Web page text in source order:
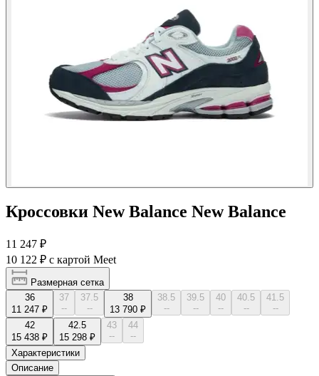
Кроссовки New Balance New Balance
11 247 ₽
10 122 ₽ с картой Meet
Размерная сетка
36
11 247 ₽
37
--
37.5
--
38
13 790 ₽
38.5
--
39.5
--
40
--
40.5
--
41.5
--
42
15 438 ₽
42.5
15 298 ₽
43
--
44
--
Характеристики
Описание